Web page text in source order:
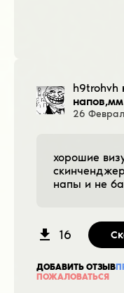
h9trohvh
напов,мм
26
хорошие
напы и не
16
ДОБАВИТЬ ОТЗЫВ
ПОЖАЛОВАТЬСЯ